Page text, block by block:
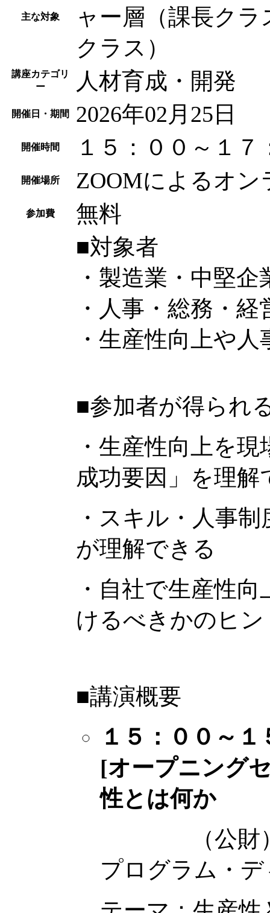
主な対象
ャー層（課長ク
クラス）
講座カテゴリ
ー
人材育成・開発
開催日・期間 2026年02月25日
開催時間 １５：００～１
開催場所 ZOOMによるオ
参加費
無料
■対象者
・製造業・中堅
・人事・総務・
・生産性向上や
■参加者が得られ
・生産性向上を
成功要因」を理解
・スキル・人事
が理解できる
・自社で生産性
けるべきかのヒ
■講演概要
１５：００～
[オープニング
性とは何か
（公財）関
プログラム・